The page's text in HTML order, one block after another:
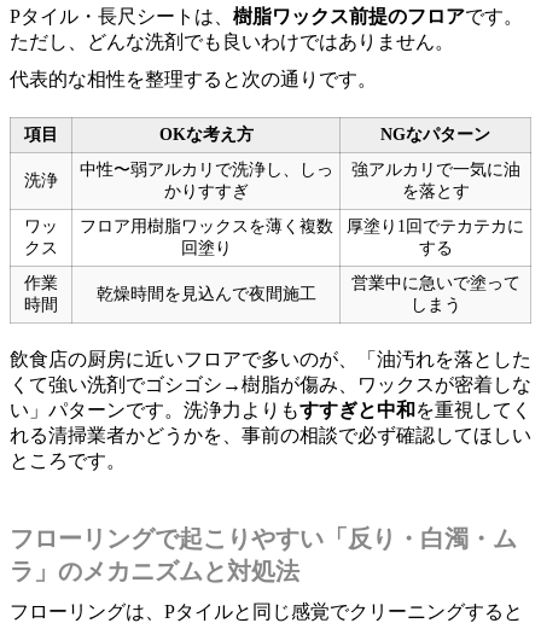
Pタイル・長尺シートは、 樹脂ワックス前提のフロアです。
ただし、どんな洗剤でも良いわけではありません。
代表的な相性を整理すると次の通りです。
項目 OKな考え方 NGなパターン
洗浄
中性〜弱アルカリで洗浄し、しっ
かりすすぎ
強アルカリで一気に油
を落とす
ワッ
クス
フロア用樹脂ワックスを薄く複数
回塗り
厚塗り1回でテカテカに
する
作業
時間
乾燥時間を見込んで夜間施工
営業中に急いで塗って
しまう
飲食店の厨房に近いフロアで多いのが、「油汚れを落とした
くて強い洗剤でゴシゴシ→樹脂が傷み、ワックスが密着しな
い」パターンです。洗浄力よりもすすぎと中和 を重視してく
れる清掃業者かどうかを、事前の相談で必ず確認してほしい
ところです。
フローリングで起こりやすい「反り・白濁・ム
ラ」のメカニズムと対処法
フローリングは、Pタイルと同じ感覚でクリーニングすると